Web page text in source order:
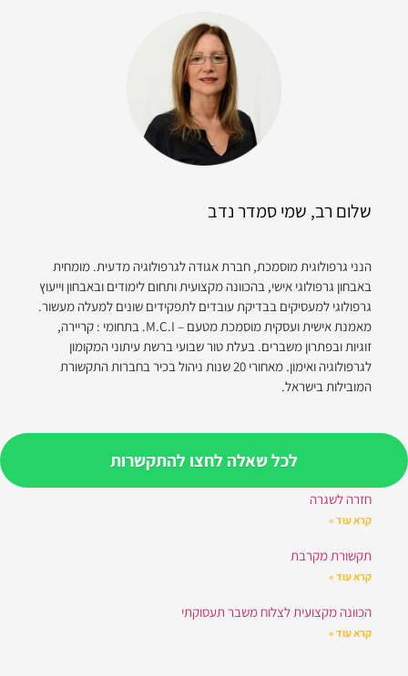
שלום רב, שמי סמדר נדב
הנני גרפולוגית מוסמכת, חברת אגודה לגרפולוגיה מדעית. מומחית
באבחון גרפולוגי אישי, בהכוונה מקצועית ותחום לימודים ובאבחון וייעוץ
גרפולוגי למעסיקים בבדיקת עובדים לתפקידים שונים למעלה מעשור.
מאמנת אישית ועסקית מוסמכת מטעם – M.C.I. בתחומי : קריירה,
זוגיות ובפתרון משברים. בעלת טור שבועי ברשת עיתוני המקומון
לגרפולוגיה ואימון. מאחורי 20 שנות ניהול בכיר בחברות התקשורת
המובילות בישראל.
כדאי לדעת
חזרה לשגרה
קרא עוד »
תקשורת מקרבת
קרא עוד »
הכוונה מקצועית לצלוח משבר תעסוקתי
קרא עוד »
לכל שאלה לחצו להתקשרות